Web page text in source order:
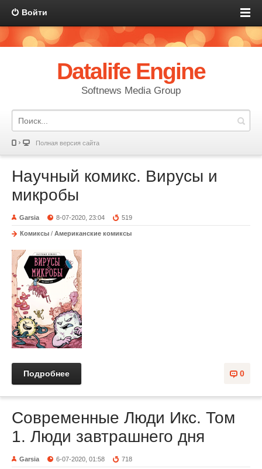
Войти
Datalife Engine
Softnews Media Group
Полная версия сайта
Научный комикс. Вирусы и
микробы
Garsia 8-07-2020, 23:04 519
Комиксы / Американские комиксы
0
Подробнее
Современные Люди Икс. Том
1. Люди завтрашнего дня
Garsia 6-07-2020, 01:58 718